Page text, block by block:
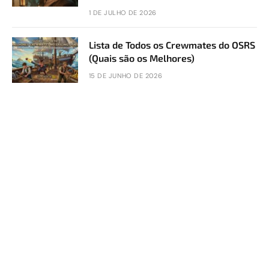
1 DE JULHO DE 2026
Lista de Todos os Crewmates do OSRS
(Quais são os Melhores)
15 DE JUNHO DE 2026